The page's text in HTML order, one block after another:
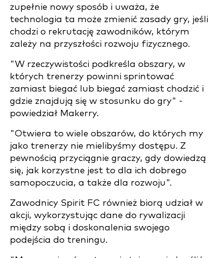
zupełnie nowy sposób i uważa, że
technologia ta może zmienić zasady gry, jeśli
chodzi o rekrutację zawodników, którym
zależy na przyszłości rozwoju fizycznego.
"W rzeczywistości podkreśla obszary, w
których trenerzy powinni sprintować
zamiast biegać lub biegać zamiast chodzić i
gdzie znajdują się w stosunku do gry" -
powiedział Makerry.
"Otwiera to wiele obszarów, do których my
jako trenerzy nie mielibyśmy dostępu. Z
pewnością przyciągnie graczy, gdy dowiedzą
się, jak korzystne jest to dla ich dobrego
samopoczucia, a także dla rozwoju".
Zawodnicy Spirit FC również biorą udział w
akcji, wykorzystując dane do rywalizacji
między sobą i doskonalenia swojego
podejścia do treningu.